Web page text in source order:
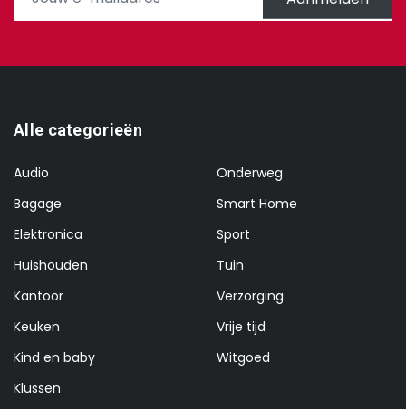
Alle categorieën
Audio
Bagage
Elektronica
Huishouden
Kantoor
Keuken
Kind en baby
Klussen
Onderweg
Smart Home
Sport
Tuin
Verzorging
Vrije tijd
Witgoed